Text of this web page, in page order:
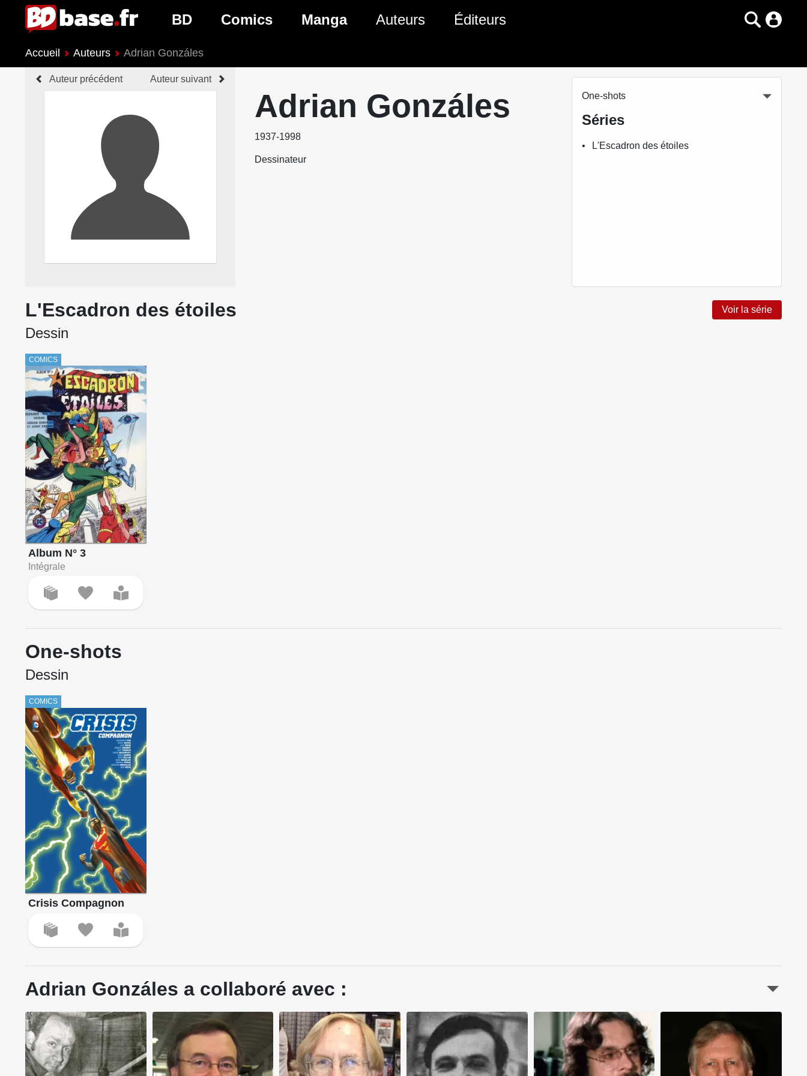
BD
Nouveautés BD
Prochaines sorties BD
Comics
Genres Comics
Manga
Genres Manga
Auteurs Éditeurs
Accueil Auteurs Adrian Gonzáles
Auteur précédent Auteur suivant
Adrian Gonzáles
1937-1998
Dessinateur
One-shots
Séries
L'Escadron des étoiles
L'Escadron des étoiles Voir la série
Dessin
COMICS
Album N° 3
Intégrale
One-shots
Dessin
COMICS
Crisis Compagnon
Adrian Gonzáles a collaboré avec :